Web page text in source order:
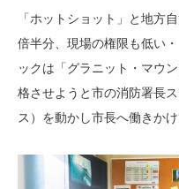
「ホットショット」と地方
倍半分、現場の権限も低い
ックは「グラニット・マウ
格させようと市の消防署長
ス）を動かし市長へ働きかけ